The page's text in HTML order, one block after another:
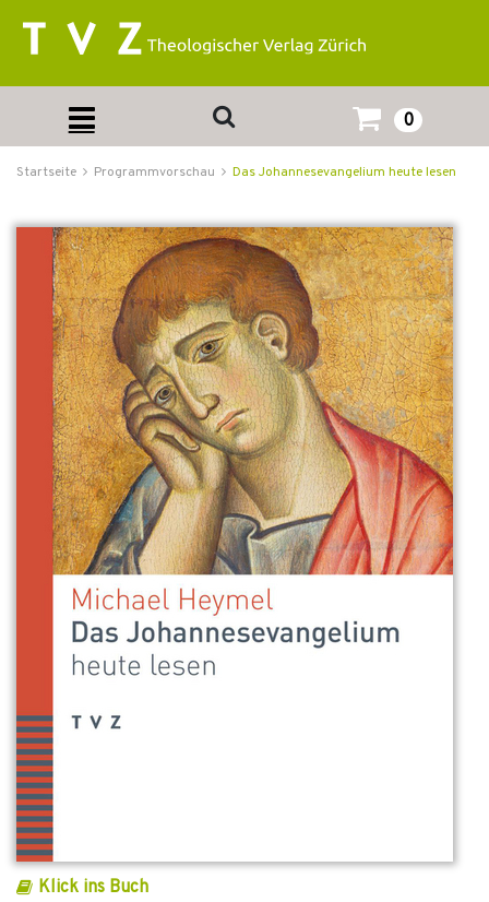
0
Startseite Programmvorschau Das Johannesevangelium heute lesen
Klick ins Buch